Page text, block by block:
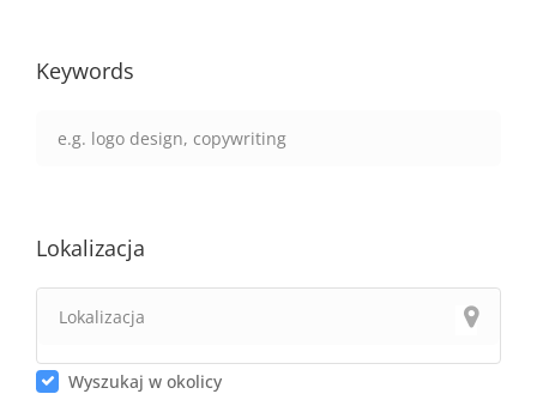
Keywords
Lokalizacja
Wyszukaj w okolicy